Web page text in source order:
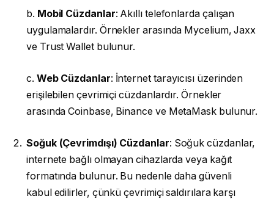
b. Mobil Cüzdanlar: Akıllı telefonlarda çalışan
uygulamalardır. Örnekler arasında Mycelium, Jaxx
ve Trust Wallet bulunur.
c. Web Cüzdanlar: İnternet tarayıcısı üzerinden
erişilebilen çevrimiçi cüzdanlardır. Örnekler
arasında Coinbase, Binance ve MetaMask bulunur.
Soğuk (Çevrimdışı) Cüzdanlar: Soğuk cüzdanlar,
internete bağlı olmayan cihazlarda veya kağıt
formatında bulunur. Bu nedenle daha güvenli
kabul edilirler, çünkü çevrimiçi saldırılara karşı